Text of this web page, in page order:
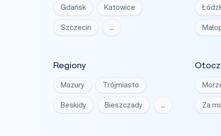
Gdańsk Katowice
Szczecin …
Regiony
Mazury Trójmiasto
Beskidy Bieszczady … Za